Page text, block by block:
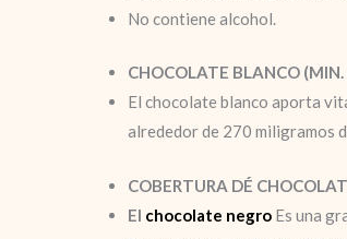
No contiene alcohol.
CHOCOLATE BLANCO
El chocolate blanco aporta
alrededor de 270 miligramos
COBERTURA DÉ
El chocolate negro Es una